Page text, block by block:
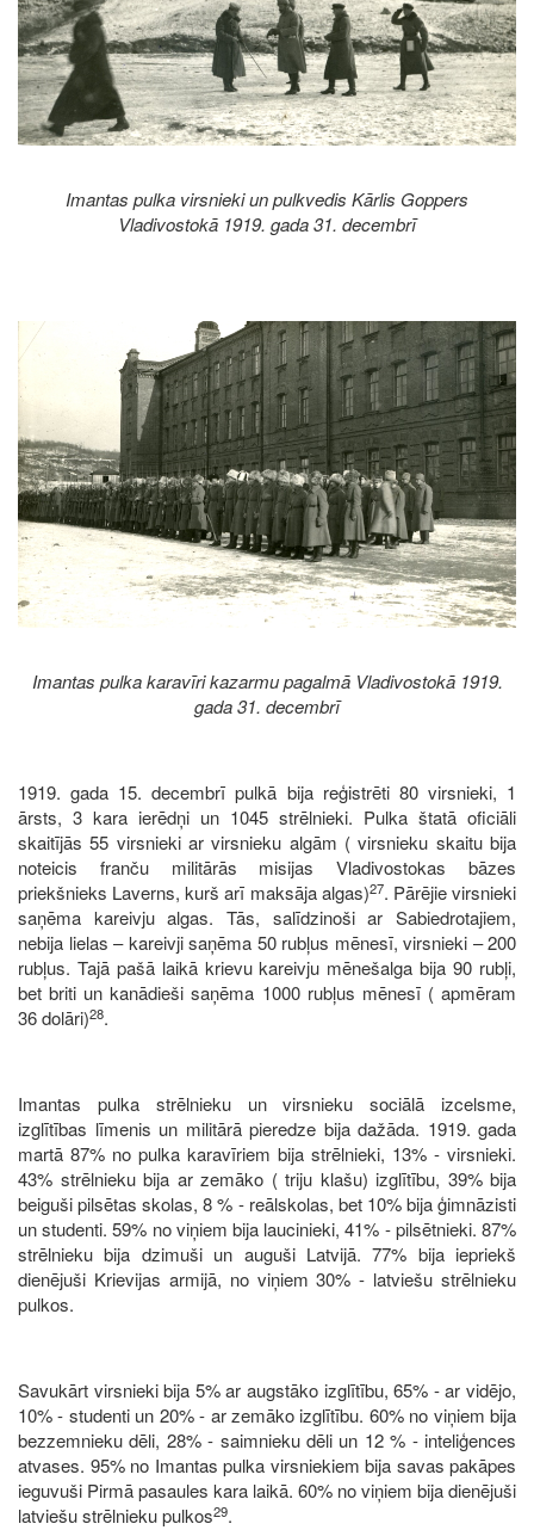
Imantas pulka virsnieki un pulkvedis Kārlis Goppers
Vladivostokā 1919. gada 31. decembrī
Image
Imantas pulka karavīri kazarmu pagalmā Vladivostokā 1919.
gada 31. decembrī
1919. gada 15. decembrī pulkā bija reģistrēti 80 virsnieki, 1
ārsts, 3 kara ierēdņi un 1045 strēlnieki. Pulka štatā oficiāli
skaitījās 55 virsnieki ar virsnieku algām ( virsnieku skaitu bija
noteicis franču militārās misijas Vladivostokas bāzes
priekšnieks Laverns, kurš arī maksāja algas)27. Pārējie virsnieki
saņēma kareivju algas. Tās, salīdzinoši ar Sabiedrotajiem,
nebija lielas – kareivji saņēma 50 rubļus mēnesī, virsnieki – 200
rubļus. Tajā pašā laikā krievu kareivju mēnešalga bija 90 rubļi,
bet briti un kanādieši saņēma 1000 rubļus mēnesī ( apmēram
36 dolāri)28.
Imantas pulka strēlnieku un virsnieku sociālā izcelsme,
izglītības līmenis un militārā pieredze bija dažāda. 1919. gada
martā 87% no pulka karavīriem bija strēlnieki, 13% - virsnieki.
43% strēlnieku bija ar zemāko ( triju klašu) izglītību, 39% bija
beiguši pilsētas skolas, 8 % - reālskolas, bet 10% bija ģimnāzisti
un studenti. 59% no viņiem bija laucinieki, 41% - pilsētnieki. 87%
strēlnieku bija dzimuši un auguši Latvijā. 77% bija iepriekš
dienējuši Krievijas armijā, no viņiem 30% - latviešu strēlnieku
pulkos.
Savukārt virsnieki bija 5% ar augstāko izglītību, 65% - ar vidējo,
10% - studenti un 20% - ar zemāko izglītību. 60% no viņiem bija
bezzemnieku dēli, 28% - saimnieku dēli un 12 % - inteliģences
atvases. 95% no Imantas pulka virsniekiem bija savas pakāpes
ieguvuši Pirmā pasaules kara laikā. 60% no viņiem bija dienējuši
latviešu strēlnieku pulkos29.